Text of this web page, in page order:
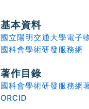
基本資料
國立陽明交通大學電子
國科會學術研發服務網
著作目錄
國科會學術研發服務網
ORCID